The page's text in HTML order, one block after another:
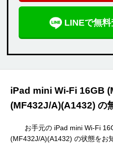
LINEで無
iPad mini Wi-Fi 16GB
(MF432J/A)(A1432) の
お手元の iPad mini Wi-Fi
(MF432J/A)(A1432) の状態をお